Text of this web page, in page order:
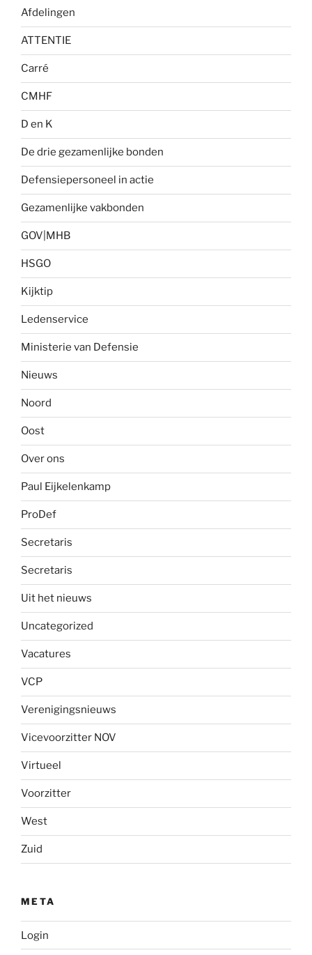
Afdelingen
ATTENTIE
Carré
CMHF
D en K
De drie gezamenlijke bonden
Defensiepersoneel in actie
Gezamenlijke vakbonden
GOV|MHB
HSGO
Kijktip
Ledenservice
Ministerie van Defensie
Nieuws
Noord
Oost
Over ons
Paul Eijkelenkamp
ProDef
Secretaris
Secretaris
Uit het nieuws
Uncategorized
Vacatures
VCP
Verenigingsnieuws
Vicevoorzitter NOV
Virtueel
Voorzitter
West
Zuid
META
Login